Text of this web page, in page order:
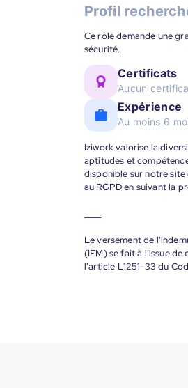
Profil
Ce rôle demande une
sécurité.
Certificats
Aucun
Expérience
Au moins 6
Iziwork valorise la
aptitudes et
disponible sur notre
au RGPD en suivant la
Le versement de
(IFM) se fait à l'issue de
l'article L1251-33 du